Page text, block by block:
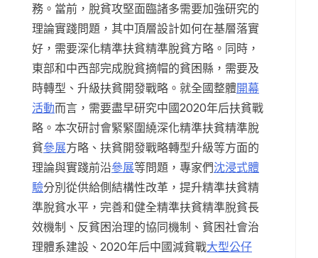
務。當前，脫貧攻堅面臨諸多需要加強研究的
理論實踐問題，其中頂層設計如何在基層落實
好，需要深化精準扶貧精準脫貧方略。同時，
東部和中西部完成脫貧摘帽的貧困縣，需要及
時轉型、升級扶貧開發戰略。就全國整體開幕
活動而言，需要盡早研究中國2020年后扶貧戰
略。本次研討會緊緊圍繞深化精準扶貧精準脫
貧參展方略、扶貧開發戰略轉型升級等方面的
理論與實踐前沿參展等問題，專家們沈浸式體
驗分別從供給側結構性改革，提升精準扶貧精
準脫貧水平，完善和健全精準扶貧精準脫貧長
效機制、反貧困治理的協同機制、貧困社會治
理體系建設、2020年后中國減貧戰大型公仔